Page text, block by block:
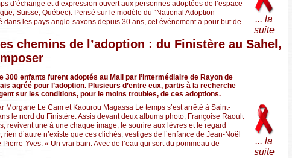
d’échange et d’expression ouvert aux personnes adoptées de l’espace
Suisse, Québec). Pensé sur le modèle du “National Adoption
dans les pays anglo-saxons depuis 30 ans, cet événement a pour but de
... la
suite
chemins de l’adoption : du Finistère au Sahel,
300 enfants furent adoptés au Mali par l’intermédiaire de Rayon de
agréé pour l’adoption. Plusieurs d’entre eux, partis à la recherche
sur les conditions, pour le moins troubles, de ces adoptions.
Morgane Le Cam et Kaourou Magassa Le temps s’est arrêté à Saint-
le nord du Finistère. Assis devant deux albums photo, Françoise Raoult
revivent une à une chaque image, le sourire aux lèvres et le regard
d’autre n’existe que ces clichés, vestiges de l’enfance de Jean-Noël
Yves. « Un vrai bain. Avec de l’eau qui sort du pommeau de
... la
suite